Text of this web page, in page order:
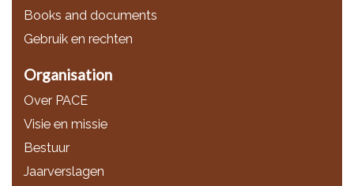
Books and documents
Gebruik en rechten
Organisation
Over PACE
Visie en missie
Bestuur
Jaarverslagen